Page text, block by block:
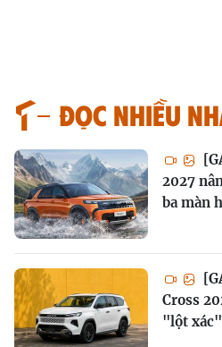
Đọc nhiều
2027
ba màn
Cross
"lột xác"